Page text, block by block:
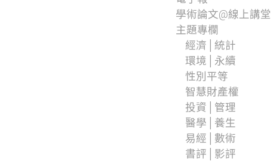
學術論文@線上講堂
主題專欄
經濟│統計
環境│永續
性別平等
智慧財產權
投資│管理
醫學│養生
易經│數術
書評│影評